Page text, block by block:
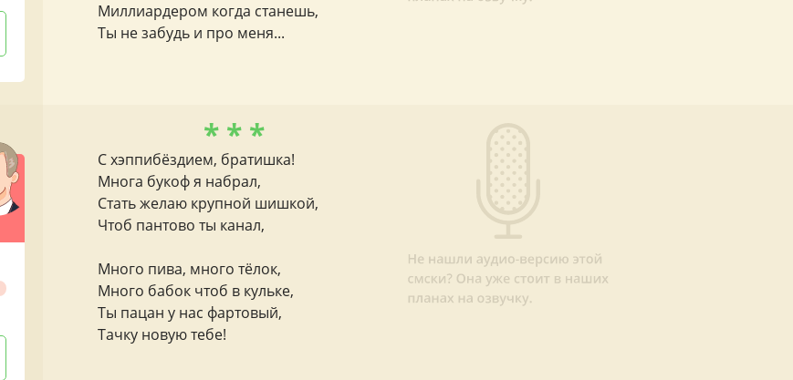
Миллиардером когда станешь,
Ты не забудь и про меня...
* * *
С хэппибёздием, братишка!
Многа букоф я набрал,
Стать желаю крупной шишкой,
Чтоб пантово ты канал,
Много пива, много тёлок,
Много бабок чтоб в кульке,
Ты пацан у нас фартовый,
Тачку новую тебе!